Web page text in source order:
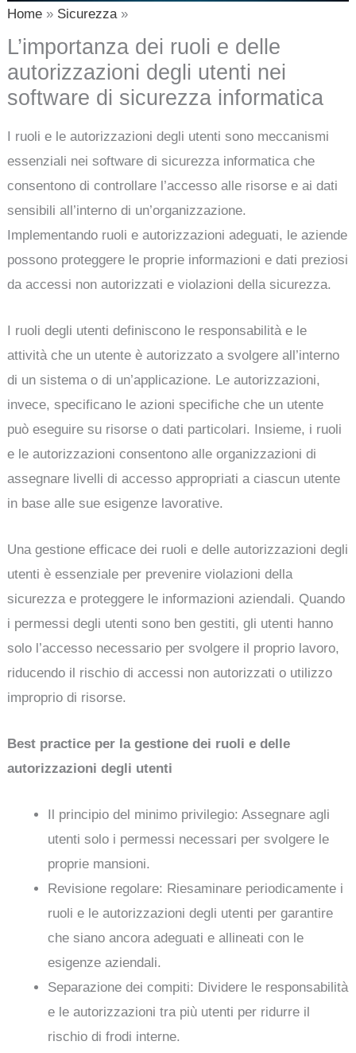
Home Sicurezza
L’importanza dei ruoli e delle
autorizzazioni degli utenti nei
software di sicurezza informatica
I ruoli e le autorizzazioni degli utenti sono meccanismi
essenziali nei software di sicurezza informatica che
consentono di controllare l’accesso alle risorse e ai dati
sensibili all’interno di un’organizzazione.
Implementando ruoli e autorizzazioni adeguati, le aziende
possono proteggere le proprie informazioni e dati preziosi
da accessi non autorizzati e violazioni della sicurezza.
I ruoli degli utenti definiscono le responsabilità e le
attività che un utente è autorizzato a svolgere all’interno
di un sistema o di un’applicazione. Le autorizzazioni,
invece, specificano le azioni specifiche che un utente
può eseguire su risorse o dati particolari. Insieme, i ruoli
e le autorizzazioni consentono alle organizzazioni di
assegnare livelli di accesso appropriati a ciascun utente
in base alle sue esigenze lavorative.
Una gestione efficace dei ruoli e delle autorizzazioni degli
utenti è essenziale per prevenire violazioni della
sicurezza e proteggere le informazioni aziendali. Quando
i permessi degli utenti sono ben gestiti, gli utenti hanno
solo l’accesso necessario per svolgere il proprio lavoro,
riducendo il rischio di accessi non autorizzati o utilizzo
improprio di risorse.
Best practice per la gestione dei ruoli e delle
autorizzazioni degli utenti
Il principio del minimo privilegio: Assegnare agli
utenti solo i permessi necessari per svolgere le
proprie mansioni.
Revisione regolare: Riesaminare periodicamente i
ruoli e le autorizzazioni degli utenti per garantire
che siano ancora adeguati e allineati con le
esigenze aziendali.
Separazione dei compiti: Dividere le responsabilità
e le autorizzazioni tra più utenti per ridurre il
rischio di frodi interne.